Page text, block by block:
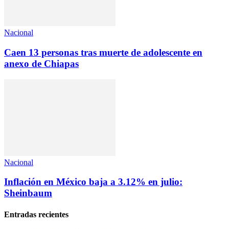
Nacional
Caen 13 personas tras muerte de adolescente en
anexo de Chiapas
Nacional
Inflación en México baja a 3.12% en julio:
Sheinbaum
Entradas recientes